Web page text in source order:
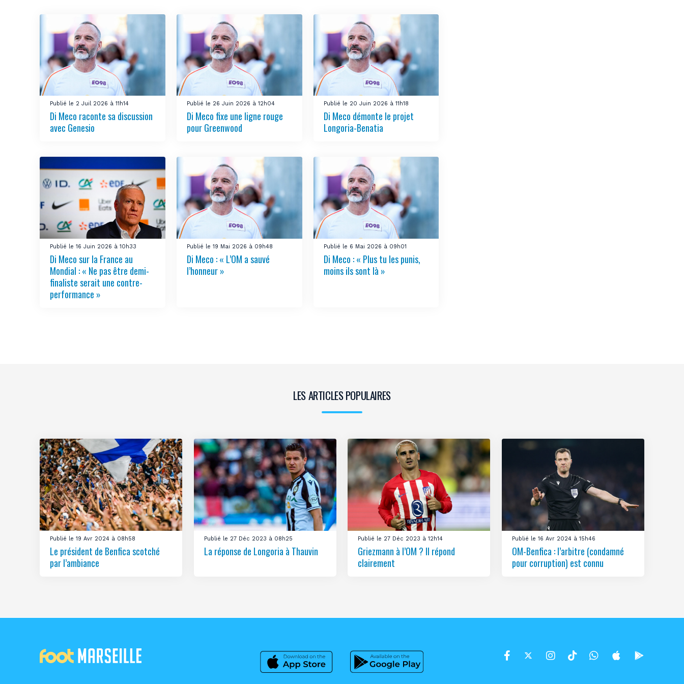
Publié le 2 Juil 2026 à 11h14
Di Meco raconte sa discussion
avec Genesio
Publié le 26 Juin 2026 à 12h04
Di Meco fixe une ligne rouge
pour Greenwood
Publié le 20 Juin 2026 à 11h18
Di Meco démonte le projet
Longoria-Benatia
Publié le 16 Juin 2026 à 10h33
Di Meco sur la France au
Mondial : « Ne pas être demi-
finaliste serait une contre-
performance »
Publié le 19 Mai 2026 à 09h48
Di Meco : « L’OM a sauvé
l’honneur »
Publié le 6 Mai 2026 à 09h01
Di Meco : « Plus tu les punis,
moins ils sont là »
LES ARTICLES POPULAIRES
Publié le 19 Avr 2024 à 08h58
Le président de Benfica scotché
par l’ambiance
Publié le 27 Déc 2023 à 08h25
La réponse de Longoria à Thauvin
Publié le 27 Déc 2023 à 12h14
Griezmann à l’OM ? Il répond
clairement
Publié le 16 Avr 2024 à 15h46
OM-Benfica : l’arbitre (condamné
pour corruption) est connu